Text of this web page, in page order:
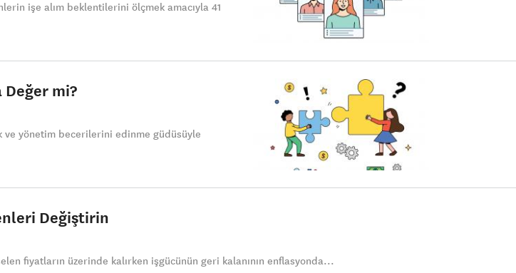
işe alım beklentilerini ölçmek amacıyla 41
Değer mi?
ve yönetim becerilerini edinme güdüsüyle
Değiştirin
fiyatların üzerinde kalırken işgücünün geri kalanının enflasyonda...